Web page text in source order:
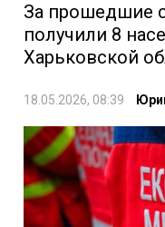
За прошедшие
получили 8
Харьковской
18.05.2026, 08:39